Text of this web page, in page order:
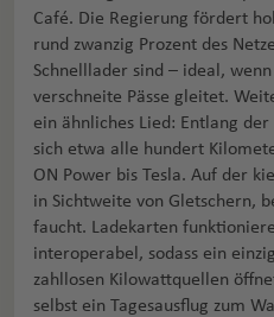
Café. Die Regierung fördert
rund zwanzig Prozent des
Schnelllader sind – ideal,
verschneite Pässe gleitet.
ein ähnliches Lied: Entlang
sich etwa alle hundert
ON Power bis Tesla. Auf der
in Sichtweite von Gletschern,
faucht. Ladekarten
interoperabel, sodass ein
zahllosen Kilowattquellen
selbst ein Tagesausflug zum